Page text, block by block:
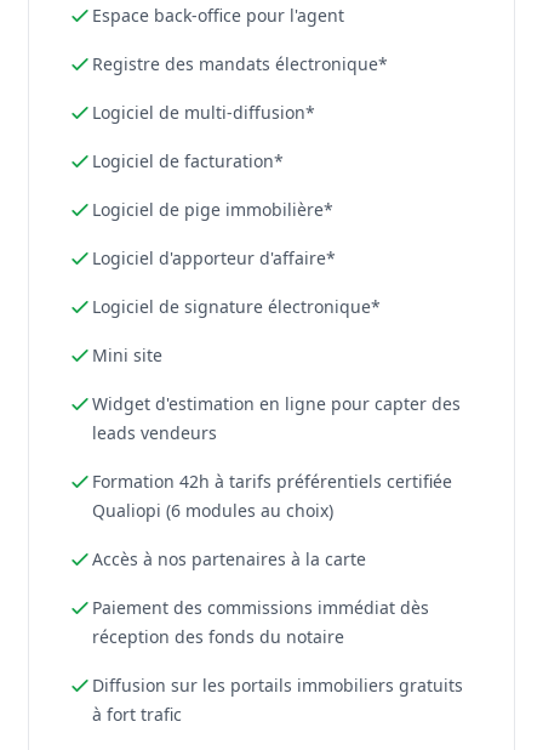
Espace back-office pour l'agent
Registre des mandats électronique*
Logiciel de multi-diffusion*
Logiciel de facturation*
Logiciel de pige immobilière*
Logiciel d'apporteur d'affaire*
Logiciel de signature électronique*
Mini site
Widget d'estimation en ligne pour capter des
leads vendeurs
Formation 42h à tarifs préférentiels certifiée
Qualiopi (6 modules au choix)
Accès à nos partenaires à la carte
Paiement des commissions immédiat dès
réception des fonds du notaire
Diffusion sur les portails immobiliers gratuits
à fort trafic